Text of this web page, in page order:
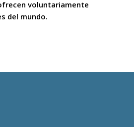
voluntariamente
del mundo.